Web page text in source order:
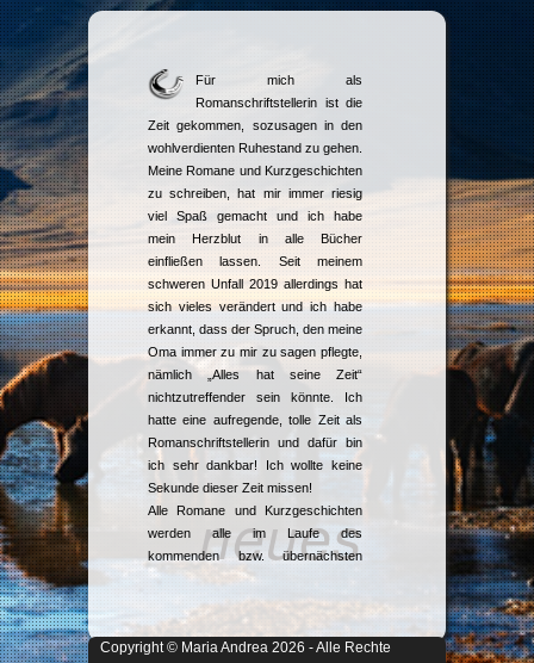
Für mich als
Romanschriftstellerin ist die
Zeit gekommen, sozusagen in den
wohlverdienten Ruhestand zu gehen.
Meine Romane und Kurzgeschichten
zu schreiben, hat mir immer riesig
viel Spaß gemacht und ich habe
mein Herzblut in alle Bücher
einfließen lassen. Seit meinem
schweren Unfall 2019 allerdings hat
sich vieles verändert und ich habe
erkannt, dass der Spruch, den meine
Oma immer zu mir zu sagen pflegte,
nämlich „Alles hat seine Zeit“
nichtzutreffender sein könnte. Ich
hatte eine aufregende, tolle Zeit als
Romanschriftstellerin und dafür bin
ich sehr dankbar! Ich wollte keine
Sekunde dieser Zeit missen!
Alle Romane und Kurzgeschichten
werden alle im Laufe des
kommenden bzw. übernächsten
nicht mehr erhältlich sein wird,
erfahrt Ihr unter „Neues“. Den
neues
Copyright © Maria Andrea 2026 - Alle Rechte